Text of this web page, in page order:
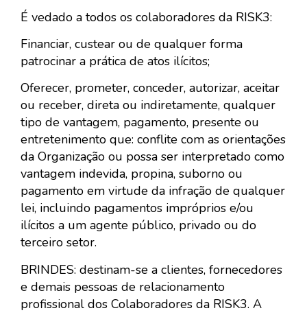
É vedado a todos os colaboradores da RISK3:
Financiar, custear ou de qualquer forma
patrocinar a prática de atos ilícitos;
Oferecer, prometer, conceder, autorizar, aceitar
ou receber, direta ou indiretamente, qualquer
tipo de vantagem, pagamento, presente ou
entretenimento que: conflite com as orientações
da Organização ou possa ser interpretado como
vantagem indevida, propina, suborno ou
pagamento em virtude da infração de qualquer
lei, incluindo pagamentos impróprios e/ou
ilícitos a um agente público, privado ou do
terceiro setor.
BRINDES: destinam-se a clientes, fornecedores
e demais pessoas de relacionamento
profissional dos Colaboradores da RISK3. A